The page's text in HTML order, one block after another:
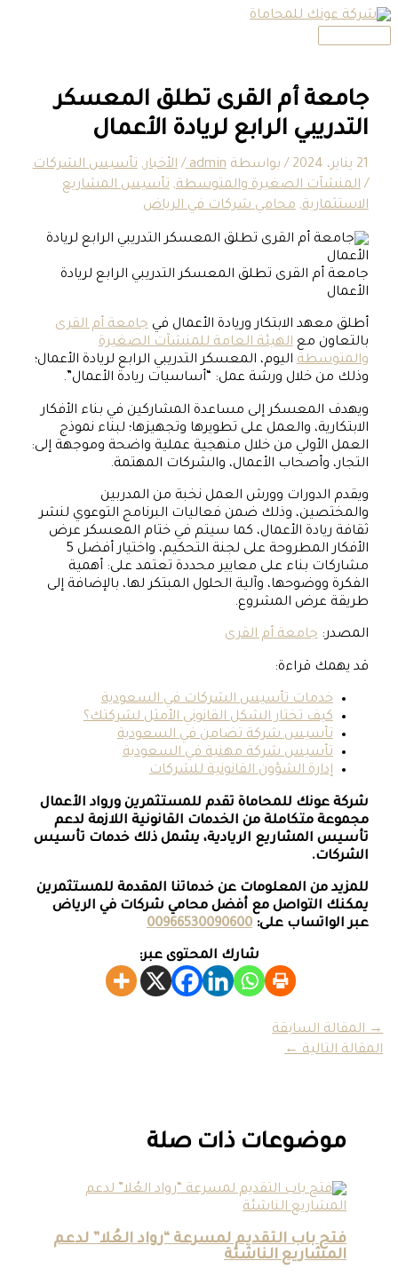
تخطي
إلى
المحتوى
القائمة
الرئيسية
جامعة أم القرى تطلق المعسكر
التدريبي الرابع لريادة الأعمال
21 يناير، 2024 / بواسطة admin
/الأخبار,تأسيس الشركات
/المنشآت الصغيرة والمتوسطة,تأسيس المشاريع
الاستثمارية,محامي شركات في الرياض
جامعة أم القرى تطلق المعسكر التدريبي الرابع لريادة
الأعمال
أطلق معهد الابتكار وريادة الأعمال فيجامعة أم القرى
بالتعاون معالهيئة العامة للمنشآت الصغيرة
والمتوسطةاليوم، المعسكر التدريبي الرابع لريادة الأعمال؛
وذلك من خلال ورشة عمل: “أساسيات ريادة الأعمال”.
ويهدف المعسكر إلى مساعدة المشاركين في بناء الأفكار
الابتكارية، والعمل على تطويرها وتجهيزها؛ لبناء نموذج
العمل الأولي من خلال منهجية عملية واضحة وموجهة إلى:
التجار، وأصحاب الأعمال، والشركات المهتمة.
ويقدم الدورات وورش العمل نخبة من المدربين
والمختصين، وذلك ضمن فعاليات البرنامج التوعوي لنشر
ثقافة ريادة الأعمال، كما سيتم في ختام المعسكر عرض
الأفكار المطروحة على لجنة التحكيم، واختيار أفضل 5
مشاركات بناء على معايير محددة تعتمد على: أهمية
الفكرة ووضوحها، وآلية الحلول المبتكر لها، بالإضافة إلى
طريقة عرض المشروع.
المصدر:جامعة أم القرى
قد يهمك قراءة:
خدمات تأسيس الشركات في السعودية
كيف تختار الشكل القانوني الأمثل لشركتك؟
تأسيس شركة تضامن في السعودية
تأسيس شركة مهنية في السعودية
إدارة الشؤون القانونية للشركات
شركة عونك للمحاماة تقدم للمستثمرين ورواد الأعمال
مجموعة متكاملة من الخدمات القانونية اللازمة لدعم
تأسيس المشاريع الريادية، يشمل ذلك خدمات تأسيس
الشركات.
للمزيد من المعلومات عن خدماتنا المقدمة للمستثمرين
يمكنك التواصل مع أفضل محامي شركات في الرياض
عبر الواتساب على:00966530090600
شارك المحتوى عبر:
→المقالة السابقة
المقالة التالية←
موضوعات ذات صلة
فتح باب التقديم لمسرعة “رواد العُلا” لدعم
المشاريع الناشئة